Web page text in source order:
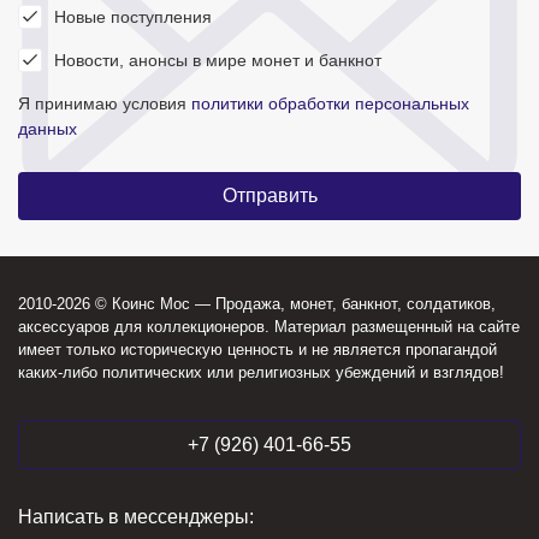
Новые поступления
Новости, анонсы в мире монет и банкнот
Я принимаю условия политики обработки персональных
данных
2010-2026 © Коинс Мос — Продажа, монет, банкнот, солдатиков,
аксессуаров для коллекционеров. Материал размещенный на сайте
имеет только историческую ценность и не является пропагандой
каких-либо политических или религиозных убеждений и взглядов!
+7 (926) 401-66-55
Написать в мессенджеры: